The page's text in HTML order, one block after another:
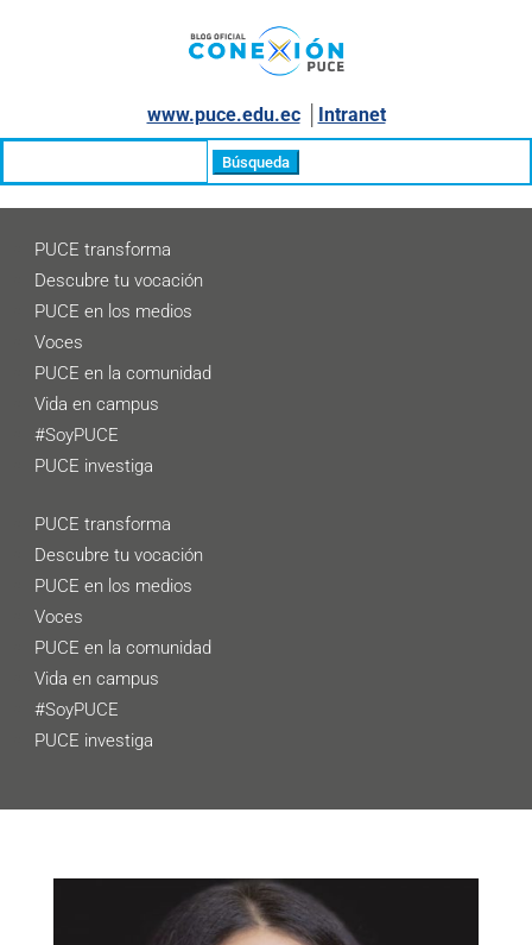
www.puce.edu.ec│ Intranet
PUCE transforma
Descubre tu vocación
PUCE en los medios
Voces
PUCE en la comunidad
Vida en campus
#SoyPUCE
PUCE investiga
PUCE transforma
Descubre tu vocación
PUCE en los medios
Voces
PUCE en la comunidad
Vida en campus
#SoyPUCE
PUCE investiga